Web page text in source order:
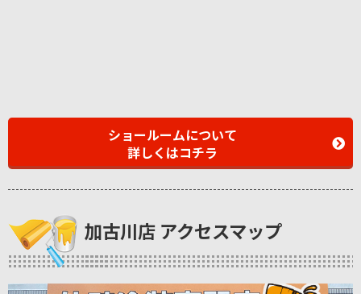
ショールームについて
詳しくはコチラ
加古川店 アクセスマップ